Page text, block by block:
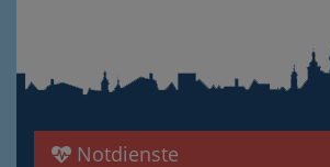
Notdienste